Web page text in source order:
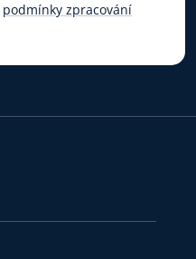
podmínky zpracování